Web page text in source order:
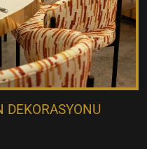
DEKORASYONU